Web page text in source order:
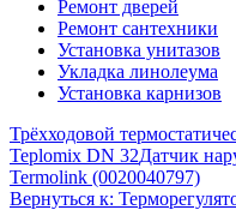
Ремонт дверей
Ремонт сантехники
Установка унитазов
Укладка линолеума
Установка карнизов
Трёхходовой
Teplomix DN 32Датчик
Termolink (0020040797)
Вернуться к: